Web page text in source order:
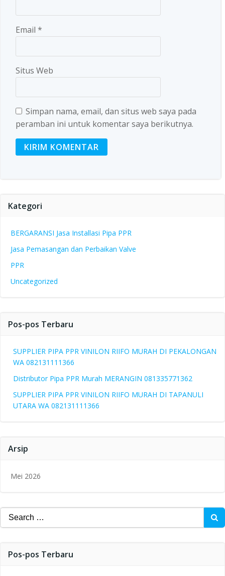
Email *
Situs Web
Simpan nama, email, dan situs web saya pada
peramban ini untuk komentar saya berikutnya.
Kategori
BERGARANSI Jasa Installasi Pipa PPR
Jasa Pemasangan dan Perbaikan Valve
PPR
Uncategorized
Pos-pos Terbaru
SUPPLIER PIPA PPR VINILON RIIFO MURAH DI PEKALONGAN
WA 082131111366
Distributor Pipa PPR Murah MERANGIN 081335771362
SUPPLIER PIPA PPR VINILON RIIFO MURAH DI TAPANULI
UTARA WA 082131111366
Arsip
Mei 2026
Search
for:
Pos-pos Terbaru